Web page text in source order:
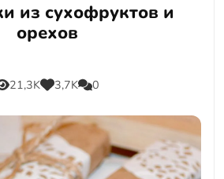
из сухофруктов и
орехов
21,3K 3,7K 0